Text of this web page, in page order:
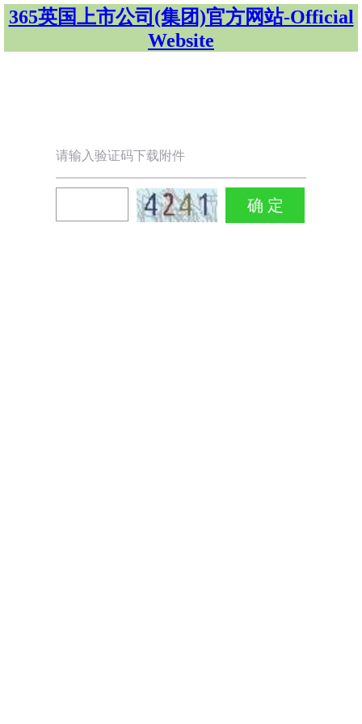
365英国上市公司(集团)官方网站-Official
Website
请输入验证码下载附件